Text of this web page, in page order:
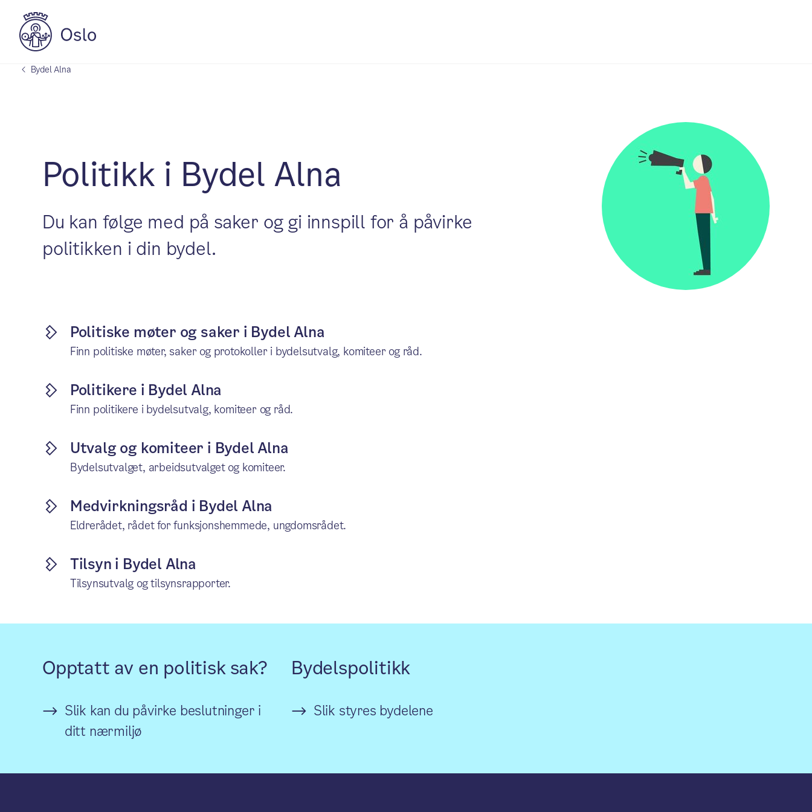
Bydel Alna
Politikk i Bydel Alna
Du kan følge med på saker og gi innspill for å påvirke
politikken i din bydel.
Politiske møter og saker i Bydel Alna
Finn politiske møter, saker og protokoller i bydelsutvalg, komiteer og råd.
Politikere i Bydel Alna
Finn politikere i bydelsutvalg, komiteer og råd.
Utvalg og komiteer i Bydel Alna
Bydelsutvalget, arbeidsutvalget og komiteer.
Medvirkningsråd i Bydel Alna
Eldrerådet, rådet for funksjonshemmede, ungdomsrådet.
Tilsyn i Bydel Alna
Tilsynsutvalg og tilsynsrapporter.
Opptatt av en politisk sak?
Slik kan du påvirke beslutninger i
ditt nærmiljø
Bydelspolitikk
Slik styres bydelene